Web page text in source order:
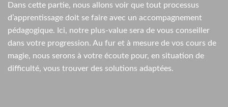
Dans cette partie, nous allons voir que tout processus
d’apprentissage doit se faire avec un accompagnement
pédagogique. Ici, notre plus-value sera de vous conseiller
dans votre progression. Au fur et à mesure de vos cours de
magie, nous serons à votre écoute pour, en situation de
difficulté, vous trouver des solutions adaptées.